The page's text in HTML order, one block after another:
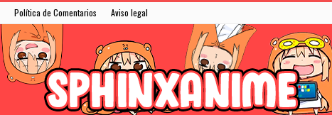
Política de Comentarios Aviso legal